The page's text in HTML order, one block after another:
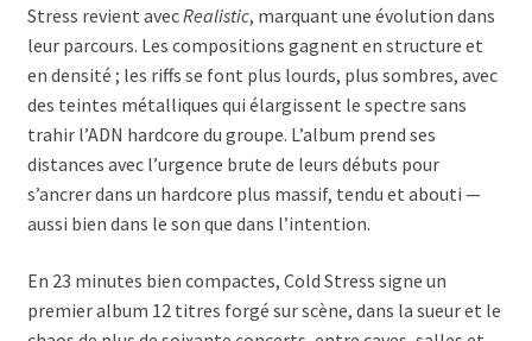
Stress revient avecRealistic, marquant une évolution dans
leur parcours. Les compositions gagnent en structure et
en densité ; les riffs se font plus lourds, plus sombres, avec
des teintes métalliques qui élargissent le spectre sans
trahir l’ADN hardcore du groupe. L’album prend ses
distances avec l’urgence brute de leurs débuts pour
s’ancrer dans un hardcore plus massif, tendu et abouti —
aussi bien dans le son que dans l’intention.
En 23 minutes bien compactes, Cold Stress signe un
premier album 12 titres forgé sur scène, dans la sueur et le